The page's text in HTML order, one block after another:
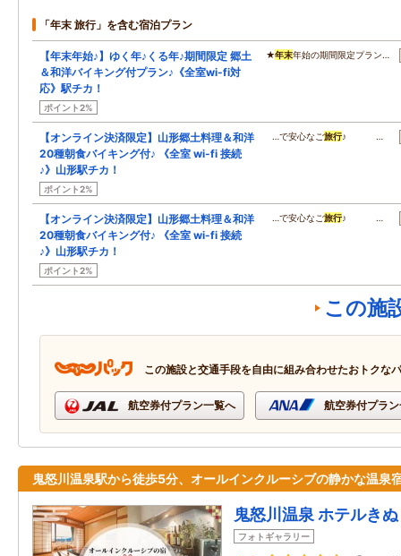
「年末 旅行」を含む宿泊プラン
【年末年始♪】ゆく年♪くる年♪期間限定 郷土
＆和洋バイキング付プラン♪《全室wi-fi対
応》駅チカ！
ポイント2%
★年末年始の期間限定プラン…
【オンライン決済限定】山形郷土料理＆和洋
20種朝食バイキング付♪ 《全室 wi-fi 接続
♪》山形駅チカ！
ポイント2%
…で安心なご旅行♪ …
【オンライン決済限定】山形郷土料理＆和洋
20種朝食バイキング付♪ 《全室 wi-fi 接続
♪》山形駅チカ！
ポイント2%
…で安心なご旅行♪ …
この施
この施設と交通手段を自由に組み合わせたおトクな
航空券付プラン一覧へ 航空券付プラ
鬼怒川温泉駅から徒歩5分、オールインクルーシブの静かな温泉
鬼怒川温泉 ホテルきぬ
フォトギャラリー